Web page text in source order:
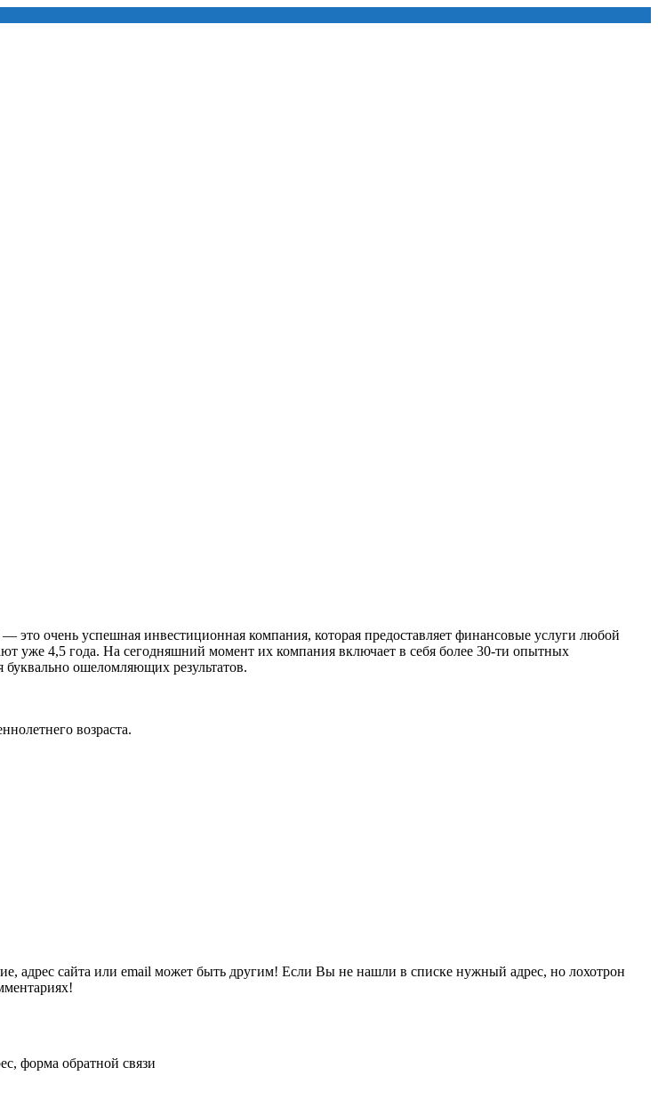
это очень успешная инвестиционная компания, которая предоставляет финансовые услуги любой
уже 4,5 года. На сегодняшний момент их компания включает в себя более 30-ти опытных
буквально ошеломляющих результатов.
возраста.
адрес сайта или email может быть другим! Если Вы не нашли в списке нужный адрес, но лохотрон
форма обратной связи